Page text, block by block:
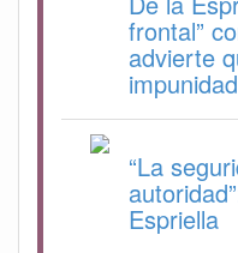
frontal”
advierte
impunidad
“La
Espriella